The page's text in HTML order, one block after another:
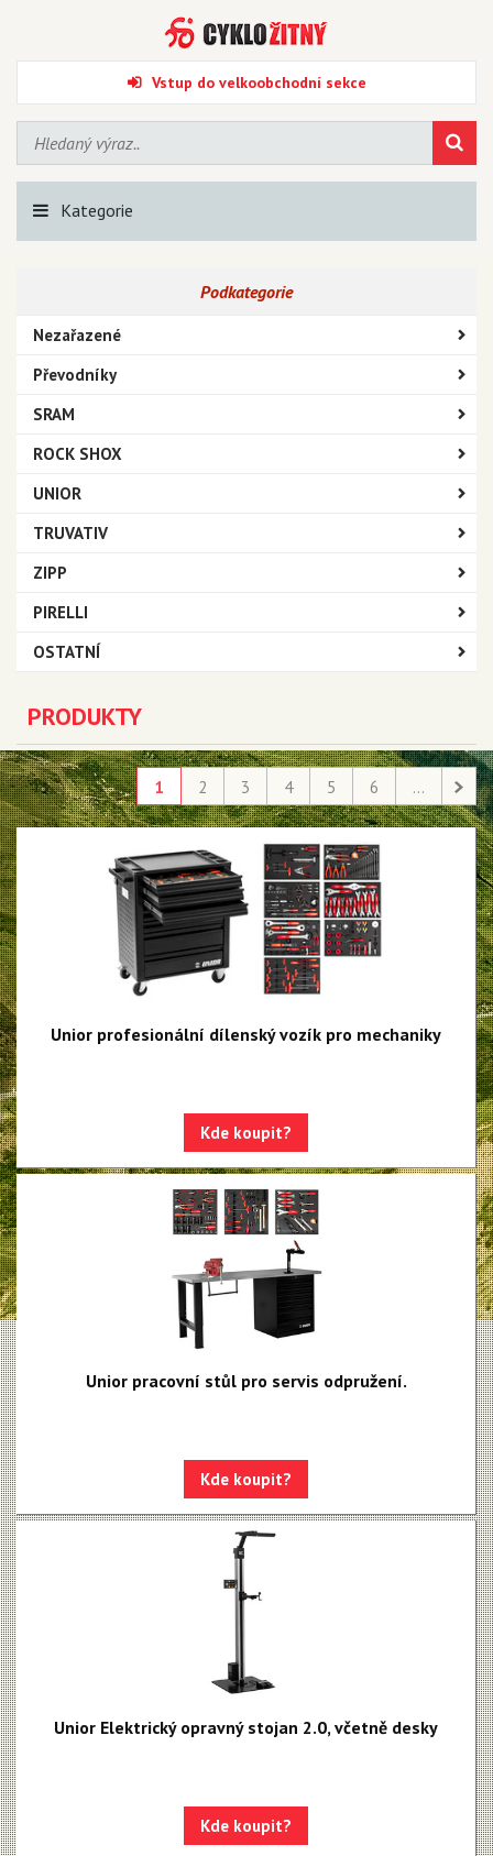
Vstup do velkoobchodní sekce
Kategorie
Podkategorie
Nezařazené
Převodníky
SRAM
ROCK SHOX
UNIOR
TRUVATIV
ZIPP
PIRELLI
OSTATNÍ
PRODUKTY
1 2 3 4 5 6 ...
Unior profesionální dílenský vozík pro mechaniky
Kde koupit?
Unior pracovní stůl pro servis odpružení.
Kde koupit?
Unior Elektrický opravný stojan 2.0, včetně desky
Kde koupit?